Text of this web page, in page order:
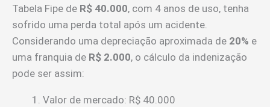
Tabela Fipe de R$ 40.000, com 4 anos de uso, tenha
sofrido uma perda total após um acidente.
Considerando uma depreciação aproximada de 20% e
uma franquia de R$ 2.000, o cálculo da indenização
pode ser assim:
Valor de mercado: R$ 40.000